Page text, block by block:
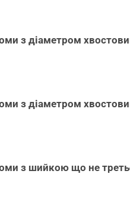
з діаметром
з діаметром
з шийкою що не